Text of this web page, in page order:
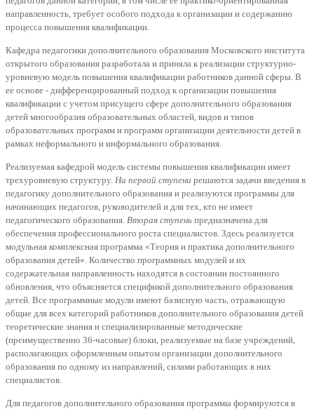
направленность, требует особого подхода к организации и содержанию
процесса повышения квалификации.
Кафедра педагогики дополнительного образования Московского института
открытого образования разработала и приняла к реализации структурно-
уровневую модель повышения квалификации работников данной сферы. В
ее основе - дифференцированный подход к организации повышения
квалификации с учетом присущего сфере дополнительного образования
детей многообразия образовательных областей, видов и типов
образовательных программ и программ организации деятельности детей в
рамках неформального и информального образования.
Реализуемая кафедрой модель системы повышения квалификации имеет
трехуровневую структуру. На первой ступени решаются задачи введения в
педагогику дополнительного образования и реализуются программы для
начинающих педагогов, руководителей и для тех, кто не имеет
педагогического образования. Вторая ступень предназначена для
обеспечения профессионального роста специалистов. Здесь реализуется
модульная комплексная программа «Теория и практика дополнительного
образования детей». Количество программных модулей и их
содержательная направленность находятся в состоянии постоянного
обновления, что объясняется спецификой дополнительного образования
детей. Все программные модули имеют базисную часть, отражающую
общие для всех категорий работников дополнительного образования детей
теоретические знания и специализированные методические
(преимущественно 36-часовые) блоки, реализуемые на базе учреждений,
располагающих оформленным опытом организации дополнительного
образования по одному из направлений, силами работающих в них
специалистов.
Для педагогов дополнительного образования программы формируются в